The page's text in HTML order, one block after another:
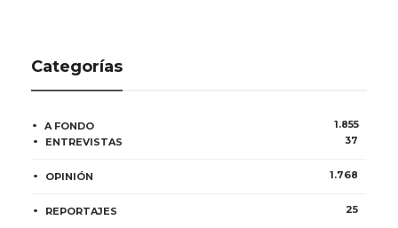
Categorías
A FONDO
1.855
ENTREVISTAS
37
OPINIÓN 1.768
REPORTAJES 25